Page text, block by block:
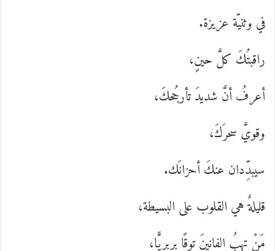
في وثنيّة عزيزة.
راقبتُكَ كلَّ حينٍ،
أعرفُ أنَّ شديدَ تأرجُحكَ،
وقويَّ سحرَكَ،
سيبدِّدان عنكَ أحزانَك.
قليلةٌ هي القلوب على البسيطة،
مَنْ تهبُ الفانينَ توقًا بربريًّا،